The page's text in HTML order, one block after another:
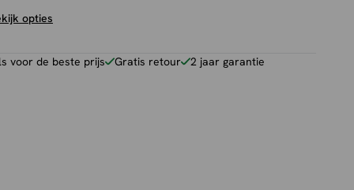
opties
voor de beste prijs Gratis retour 2 jaar garantie